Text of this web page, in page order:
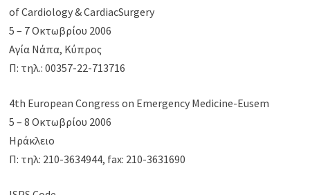
of Cardiology & CardiacSurgery
5 – 7 Οκτωβρίου 2006
Αγία Νάπα, Κύπρος
Π: τηλ.: 00357-22-713716
4th European Congress on Emergency Medicine-Eusem
5 – 8 Οκτωβρίου 2006
Ηράκλειο
Π: τηλ: 210-3634944, fax: 210-3631690